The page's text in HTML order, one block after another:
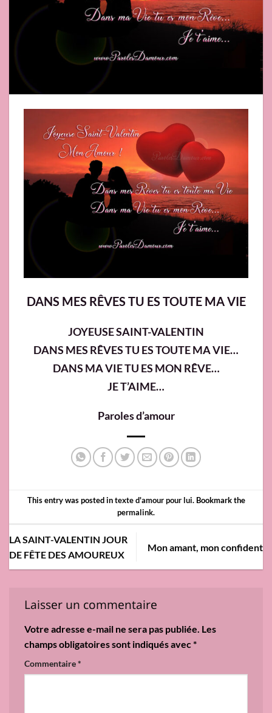
DANS MES RÊVES TU ES TOUTE MA VIE
JOYEUSE SAINT-VALENTIN
DANS MES RÊVES TU ES TOUTE MA VIE…
DANS MA VIE TU ES MON RÊVE…
JE T’AIME…
Paroles d’amour
This entry was posted intexte d'amour pour lui. Bookmark the
permalink.
LA SAINT-VALENTIN JOUR
DE FÊTE DES AMOUREUX
Mon amant, mon confident
Laisser un commentaire
Votre adresse e-mail ne sera pas publiée. Les
champs obligatoires sont indiqués avec*
Commentaire*